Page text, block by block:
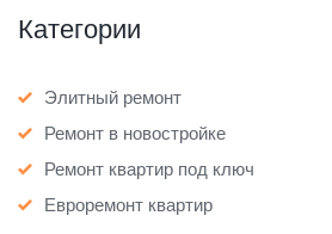
Категории
Элитный ремонт
Ремонт в новостройке
Ремонт квартир под ключ
Евроремонт квартир